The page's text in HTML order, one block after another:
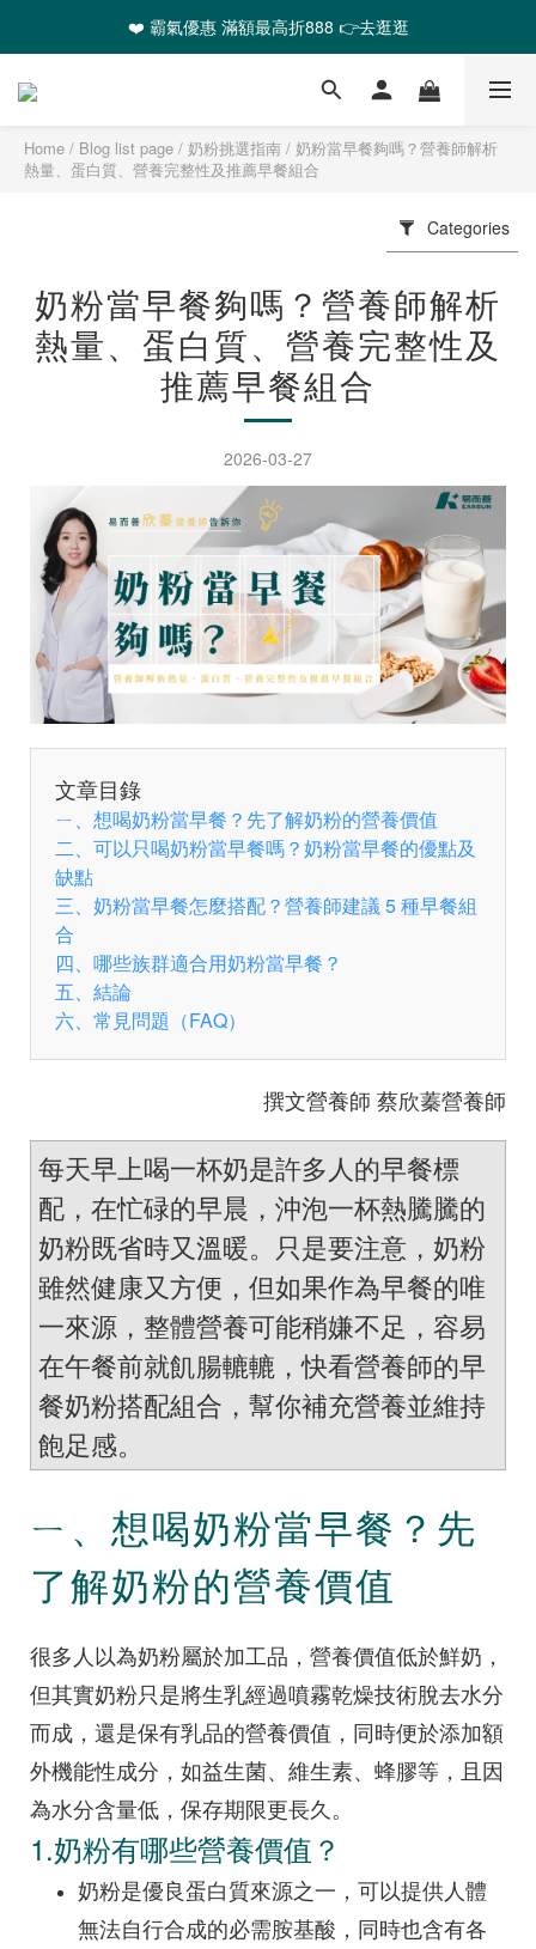
❤️ 霸氣優惠 滿額最高折888 👉去逛逛
❤️ 霸氣優惠 滿額最高折888 👉去逛逛
🎉全館任選2件以上 88折起
Home / Blog list page / 奶粉挑選指南 / 奶粉當早餐夠嗎？營養師解析
熱量、蛋白質、營養完整性及推薦早餐組合
Categories
奶粉當早餐夠嗎？營養師解析
熱量、蛋白質、營養完整性及
推薦早餐組合
2026-03-27
文章目錄
ㄧ、想喝奶粉當早餐？先了解奶粉的營養價值
二、可以只喝奶粉當早餐嗎？奶粉當早餐的優點及
缺點
三、奶粉當早餐怎麼搭配？營養師建議 5 種早餐組
合
四、哪些族群適合用奶粉當早餐？
五、結論
六、常見問題（FAQ）
撰文營養師 蔡欣蓁營養師
每天早上喝一杯奶是許多人的早餐標
配，在忙碌的早晨，沖泡一杯熱騰騰的
奶粉既省時又溫暖。只是要注意，奶粉
雖然健康又方便，但如果作為早餐的唯
一來源，整體營養可能稍嫌不足，容易
在午餐前就飢腸轆轆，快看營養師的早
餐奶粉搭配組合，幫你補充營養並維持
飽足感。
ㄧ、想喝奶粉當早餐？先
了解奶粉的營養價值
很多人以為奶粉屬於加工品，營養價值低於鮮奶，
但其實奶粉只是將生乳經過噴霧乾燥技術脫去水分
而成，還是保有乳品的營養價值，同時便於添加額
外機能性成分，如益生菌、維生素、蜂膠等，且因
為水分含量低，保存期限更長久。
1.奶粉有哪些營養價值？
奶粉是優良蛋白質來源之一，可以提供人體
無法自行合成的必需胺基酸，同時也含有各